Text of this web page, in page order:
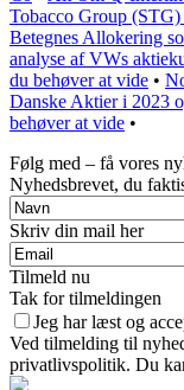
Tobacco Group (STG)
Betegnes Allokering
analyse af VWs
du behøver at vide •
Danske Aktier i 2023
behøver at vide •
Følg med – få vores
Nyhedsbrevet, du
Skriv din mail her
Tilmeld nu
Tak for tilmeldingen
Jeg har læst og
Ved tilmelding til
privatlivspolitik. Du